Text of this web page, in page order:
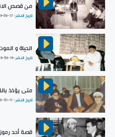
من قصص
تاريخ النشر :06-17
الحياة و
تاريخ النشر :06-19
متى يؤخذ
تاريخ النشر : 01-11
قصة أحد